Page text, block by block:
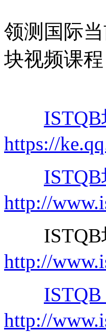
领测国际
块视频课
ISTQB
https://
ISTQB
http://
ISTQB
http://
http://